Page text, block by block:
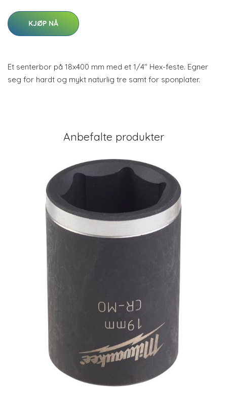
KJØP NÅ
Et senterbor på 18x400 mm med et 1/4" Hex-feste. Egner
seg for hardt og mykt naturlig tre samt for sponplater.
Anbefalte produkter